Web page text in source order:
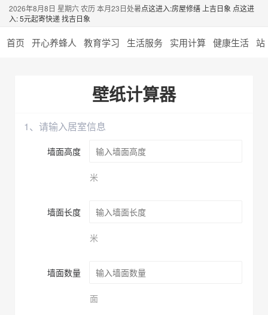
2026年8月8日 星期六 农历 本月23日处暑点这进入:房屋修缮 上吉日象 点这进
入: 5元起寄快递 找吉日象
首页 开心养蜂人 教育学习 生活服务 实用计算 健康生活 站
壁纸计算器
1、请输入居室信息
墙面高度
米
墙面长度
米
墙面数量
面